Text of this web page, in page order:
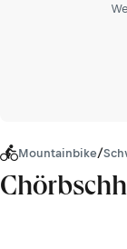
Mountainbike/